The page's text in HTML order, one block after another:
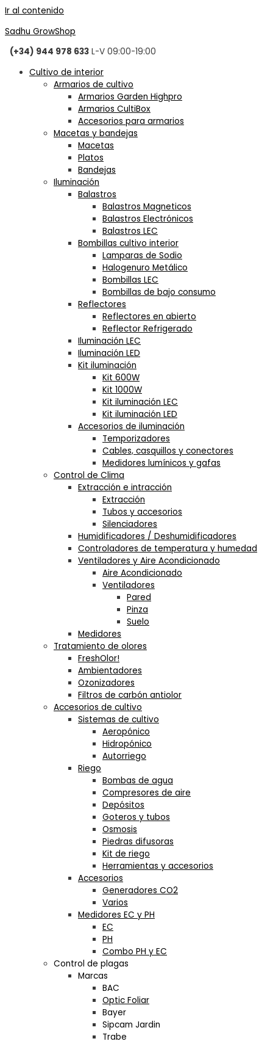
Ir al contenido
Sadhu GrowShop
(+34) 944 978 633 L-V 09:00-19:00
Cultivo de interior
Armarios de cultivo
Armarios Garden Highpro
Armarios CultiBox
Accesorios para armarios
Macetas y bandejas
Macetas
Platos
Bandejas
Iluminación
Balastros
Balastros Magneticos
Balastros Electrónicos
Balastros LEC
Bombillas cultivo interior
Lamparas de Sodio
Halogenuro Metálico
Bombillas LEC
Bombillas de bajo consumo
Reflectores
Reflectores en abierto
Reflector Refrigerado
Iluminación LEC
Iluminación LED
Kit iluminación
Kit 600W
Kit 1000W
Kit iluminación LEC
Kit iluminación LED
Accesorios de iluminación
Temporizadores
Cables, casquillos y conectores
Medidores lumínicos y gafas
Control de Clima
Extracción e intracción
Extracción
Tubos y accesorios
Silenciadores
Humidificadores / Deshumidificadores
Controladores de temperatura y humedad
Ventiladores y Aire Acondicionado
Aire Acondicionado
Ventiladores
Pared
Pinza
Suelo
Medidores
Tratamiento de olores
FreshOlor!
Ambientadores
Ozonizadores
Filtros de carbón antiolor
Accesorios de cultivo
Sistemas de cultivo
Aeropónico
Hidropónico
Autorriego
Riego
Bombas de agua
Compresores de aire
Depósitos
Goteros y tubos
Osmosis
Piedras difusoras
Kit de riego
Herramientas y accesorios
Accesorios
Generadores CO2
Varios
Medidores EC y PH
EC
PH
Combo PH y EC
Control de plagas
Marcas
BAC
Optic Foliar
Bayer
Sipcam Jardin
Trabe